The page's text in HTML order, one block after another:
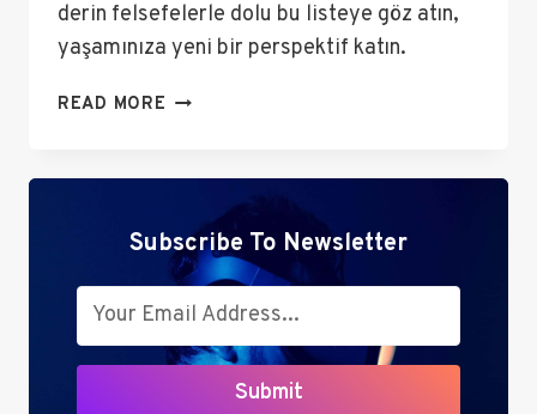
derin felsefelerle dolu bu listeye göz atın,
yaşamınıza yeni bir perspektif katın.
READ MORE HAYATINIZI
VE
ÖNERILER
Subscribe To Newsletter
Submit